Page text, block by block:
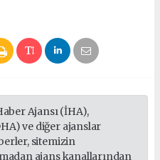
Ajansı (İHA),
ve diğer ajanslar
sitemizin
ajans kanallarından